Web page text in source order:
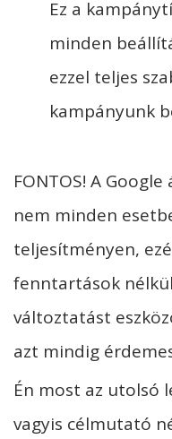
Ez a
minden
ezzel teljes
kampányunk
FONTOS! A
nem minden
teljesítményen,
fenntartások
változtatást
azt mindig
Én most az utolsó
vagyis célmutató